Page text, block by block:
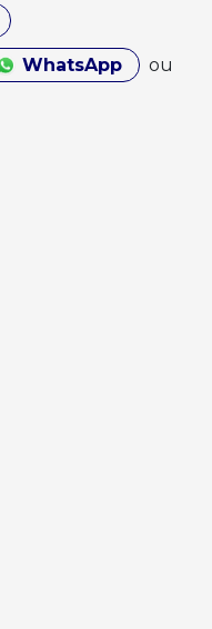
WhatsApp
ou